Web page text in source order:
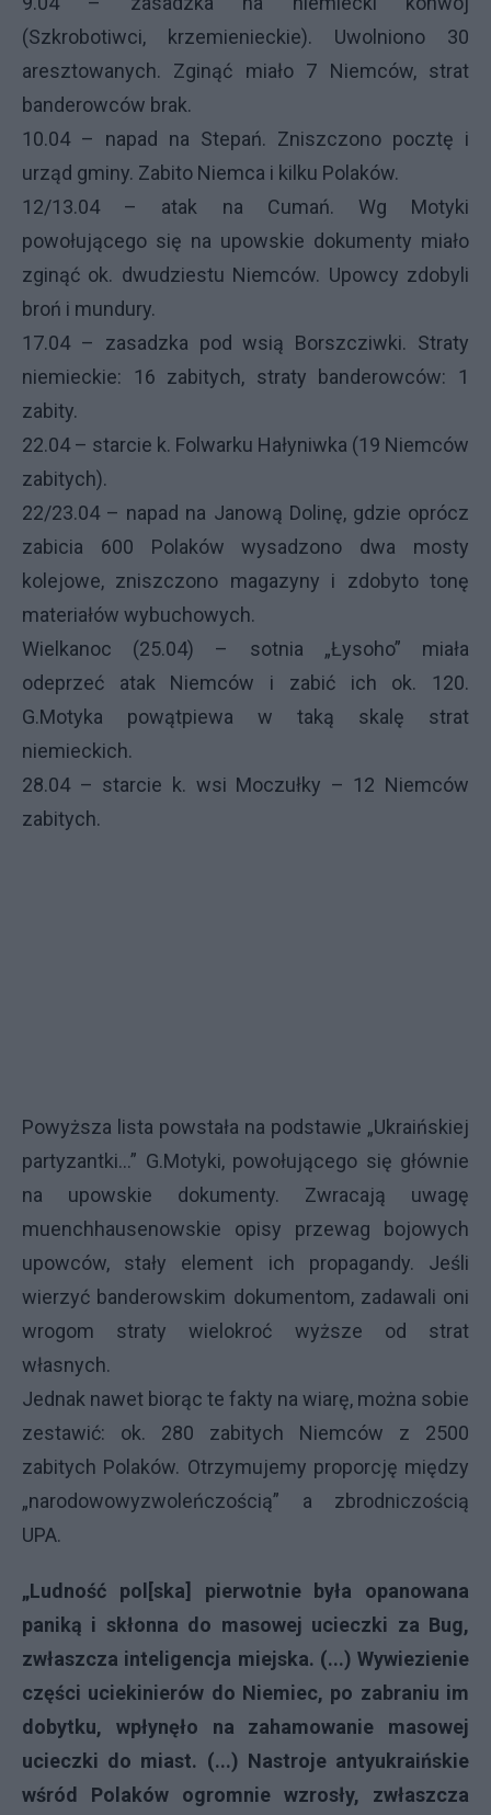
(Szkrobotiwci, krzemienieckie). Uwolniono 30
aresztowanych. Zginąć miało 7 Niemców, strat
banderowców brak.
10.04 – napad na Stepań. Zniszczono pocztę i
urząd gminy. Zabito Niemca i kilku Polaków.
12/13.04 – atak na Cumań. Wg Motyki
powołującego się na upowskie dokumenty miało
zginąć ok. dwudziestu Niemców. Upowcy zdobyli
broń i mundury.
17.04 – zasadzka pod wsią Borszcziwki. Straty
niemieckie: 16 zabitych, straty banderowców: 1
zabity.
22.04 – starcie k. Folwarku Hałyniwka (19 Niemców
zabitych).
22/23.04 – napad na Janową Dolinę, gdzie oprócz
zabicia 600 Polaków wysadzono dwa mosty
kolejowe, zniszczono magazyny i zdobyto tonę
materiałów wybuchowych.
Wielkanoc (25.04) – sotnia „Łysoho” miała
odeprzeć atak Niemców i zabić ich ok. 120.
G.Motyka powątpiewa w taką skalę strat
niemieckich.
28.04 – starcie k. wsi Moczułky – 12 Niemców
zabitych.
Powyższa lista powstała na podstawie „Ukraińskiej
partyzantki…” G.Motyki, powołującego się głównie
na upowskie dokumenty. Zwracają uwagę
muenchhausenowskie opisy przewag bojowych
upowców, stały element ich propagandy. Jeśli
wierzyć banderowskim dokumentom, zadawali oni
wrogom straty wielokroć wyższe od strat
własnych.
Jednak nawet biorąc te fakty na wiarę, można sobie
zestawić: ok. 280 zabitych Niemców z 2500
zabitych Polaków. Otrzymujemy proporcję między
„narodowowyzwoleńczością” a zbrodniczością
UPA.
„Ludność pol[ska] pierwotnie była opanowana
paniką i skłonna do masowej ucieczki za Bug,
zwłaszcza inteligencja miejska. (...) Wywiezienie
części uciekinierów do Niemiec, po zabraniu im
dobytku, wpłynęło na zahamowanie masowej
ucieczki do miast. (...) Nastroje antyukraińskie
wśród Polaków ogromnie wzrosły, zwłaszcza